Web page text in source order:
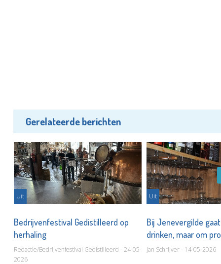
Gerelateerde berichten
Uit
Bedrijvenfestival Gedistilleerd op
herhaling
Redactie/Bedrijvenfestival Gedistilleerd - 24-05-
2026
Uit
Bij Jenevergilde
drinken, maar om
Jan Schrijver - 14-05-2026